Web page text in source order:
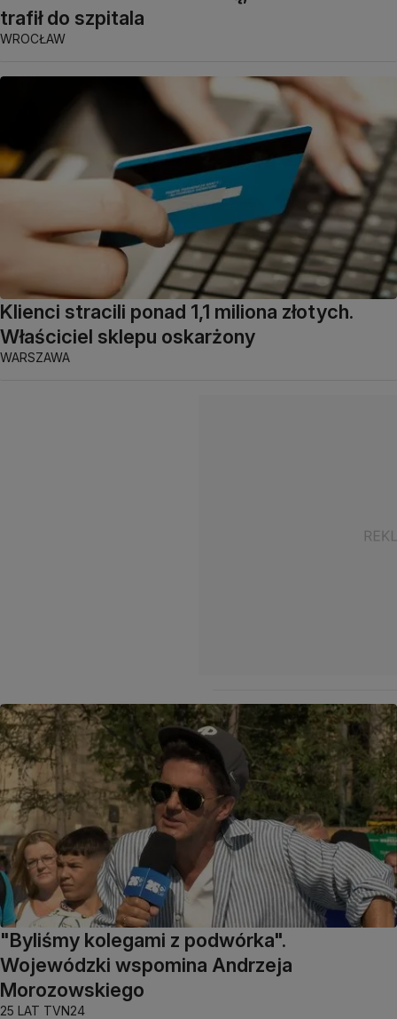
trafił do szpitala
WROCŁAW
Klienci stracili ponad 1,1 miliona złotych.
Właściciel sklepu oskarżony
WARSZAWA
"Byliśmy kolegami z podwórka".
Wojewódzki wspomina Andrzeja
Morozowskiego
25 LAT TVN24